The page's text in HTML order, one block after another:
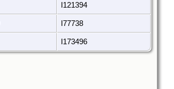
I121394
I77738
I173496